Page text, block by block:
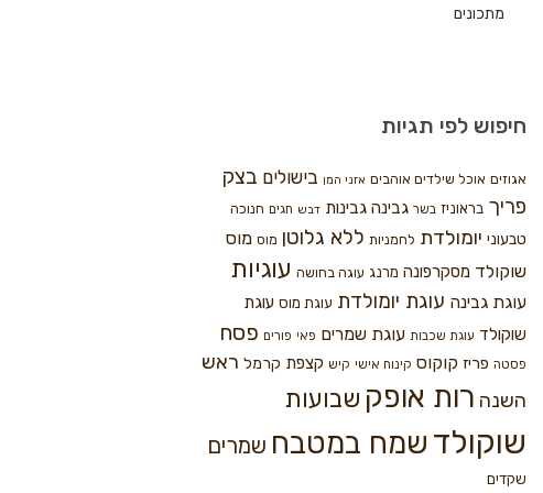
מתכונים
חיפוש לפי תגיות
אגוזים אוכל שילדים אוהבים אזני המן בישולים בצק
פריך בראוניז בשר גבינה גבינות דבש חגים חנוכה
טבעוני יומולדת לחמניות ללא גלוטן מוס מוס
שוקולד מסקרפונה מרנג עוגה בחושה עוגיות
עוגת גבינה עוגת יומולדת עוגת מוס עוגת
שוקולד עוגת שכבות עוגת שמרים פאי פורים פסח
פסטה פריז קוקוס קינוח אישי קיש קצפת קרמל ראש
השנה רות אופק שבועות
שוקולד שמח במטבח שמרים
שקדים